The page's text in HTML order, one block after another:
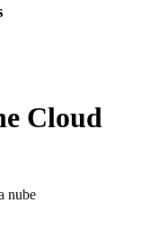
Cloud
nube